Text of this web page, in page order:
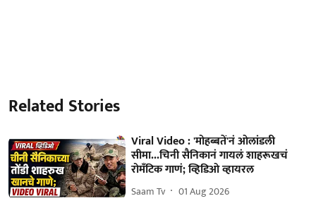
Related Stories
Viral Video : 'मोहब्बतें'नं ओलांडली
सीमा...चिनी सैनिकानं गायलं शाहरूखचं
रोमँटिक गाणं; व्हिडिओ व्हायरल
Saam Tv 01 Aug 2026